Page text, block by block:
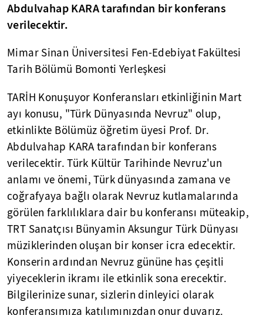
Abdulvahap KARA tarafından bir konferans
verilecektir.
Mimar Sinan Üniversitesi Fen-Edebiyat Fakültesi
Tarih Bölümü Bomonti Yerleşkesi
TARİH Konuşuyor Konferansları etkinliğinin Mart
ayı konusu, "Türk Dünyasında Nevruz" olup,
etkinlikte Bölümüz öğretim üyesi Prof. Dr.
Abdulvahap KARA tarafından bir konferans
verilecektir. Türk Kültür Tarihinde Nevruz'un
anlamı ve önemi, Türk dünyasında zamana ve
coğrafyaya bağlı olarak Nevruz kutlamalarında
görülen farklılıklara dair bu konferansı müteakip,
TRT Sanatçısı Bünyamin Aksungur Türk Dünyası
müziklerinden oluşan bir konser icra edecektir.
Konserin ardından Nevruz gününe has çeşitli
yiyeceklerin ikramı ile etkinlik sona erecektir.
Bilgilerinize sunar, sizlerin dinleyici olarak
konferansımıza katılımınızdan onur duyarız.